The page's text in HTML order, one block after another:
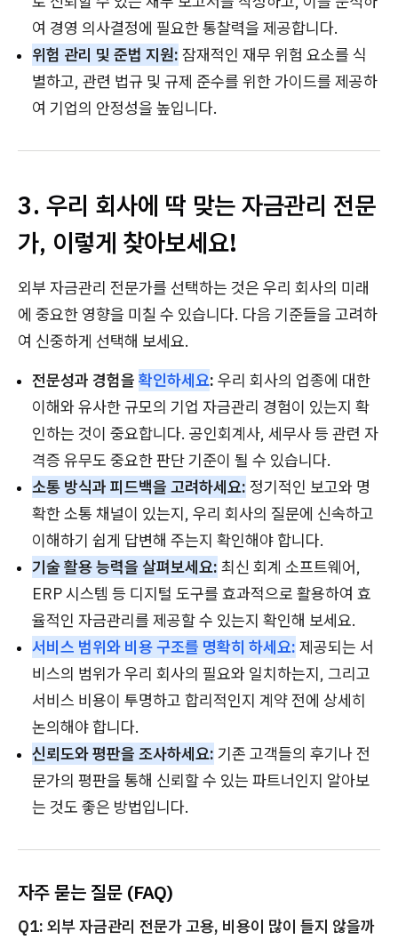
여 경영 의사결정에 필요한 통찰력을 제공합니다.
위험 관리 및 준법 지원: 잠재적인 재무 위험 요소를 식
별하고, 관련 법규 및 규제 준수를 위한 가이드를 제공하
여 기업의 안정성을 높입니다.
3. 우리 회사에 딱 맞는 자금관리 전문
가, 이렇게 찾아보세요!
외부 자금관리 전문가를 선택하는 것은 우리 회사의 미래
에 중요한 영향을 미칠 수 있습니다. 다음 기준들을 고려하
여 신중하게 선택해 보세요.
전문성과 경험을 확인하세요: 우리 회사의 업종에 대한
이해와 유사한 규모의 기업 자금관리 경험이 있는지 확
인하는 것이 중요합니다. 공인회계사, 세무사 등 관련 자
격증 유무도 중요한 판단 기준이 될 수 있습니다.
소통 방식과 피드백을 고려하세요: 정기적인 보고와 명
확한 소통 채널이 있는지, 우리 회사의 질문에 신속하고
이해하기 쉽게 답변해 주는지 확인해야 합니다.
기술 활용 능력을 살펴보세요: 최신 회계 소프트웨어,
ERP 시스템 등 디지털 도구를 효과적으로 활용하여 효
율적인 자금관리를 제공할 수 있는지 확인해 보세요.
서비스 범위와 비용 구조를 명확히 하세요: 제공되는 서
비스의 범위가 우리 회사의 필요와 일치하는지, 그리고
서비스 비용이 투명하고 합리적인지 계약 전에 상세히
논의해야 합니다.
신뢰도와 평판을 조사하세요: 기존 고객들의 후기나 전
문가의 평판을 통해 신뢰할 수 있는 파트너인지 알아보
는 것도 좋은 방법입니다.
자주 묻는 질문 (FAQ)
Q1: 외부 자금관리 전문가 고용, 비용이 많이 들지 않을까